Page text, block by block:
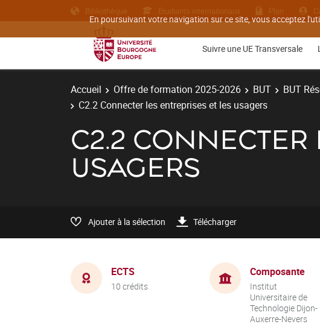
En poursuivant votre navigation sur ce site, vous acceptez
Bibliothèque Etudiants internationaux Plan
Suivre une UE Transversale
Accueil Offre de formation 2025-2026 BUT BUT
C2.2 Connecter les entreprises et les usagers
C2.2 CONNECTER
USAGERS
Ajouter à la sélection Télécharger
ECTS
10 crédits
Composante
Institut
Universitaire de
Technologie Dijon-
Auxerre-Nevers